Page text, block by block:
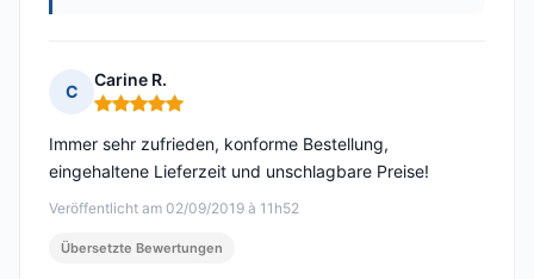
C
Carine R.
Hinweis: 5 von 5
Veröffentlicht am 02/09/2019 à 11h52
Immer sehr zufrieden, konforme Bestellung,
eingehaltene Lieferzeit und unschlagbare Preise!
Übersetzte Bewertungen